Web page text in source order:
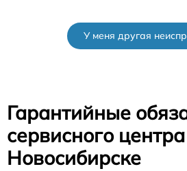
У меня другая
Гарантийные
сервисного
Новосибирске